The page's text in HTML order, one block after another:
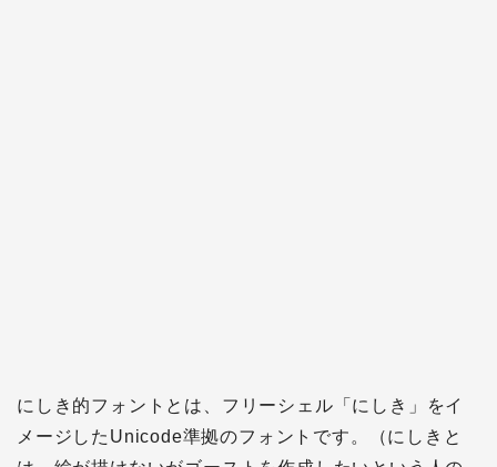
にしき的フォントとは、フリーシェル「にしき」をイ
メージしたUnicode準拠のフォントです。（にしきと